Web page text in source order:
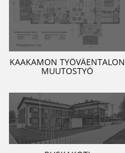
KAAKAMON TYÖVÄENTALON
MUUTOSTYÖ